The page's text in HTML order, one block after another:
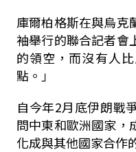
庫爾柏格斯在與烏克
袖舉行的聯合記者會
的領空，而沒有人
點。」
自今年2月底伊朗戰
問中東和歐洲國家，
化成與其他國家合作